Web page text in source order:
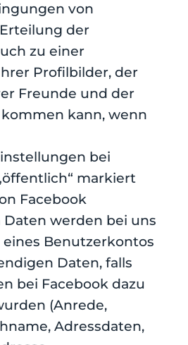
von
der
zu einer
Profilbilder, der
Freunde und der
kann, wenn
bei
markiert
Facebook
werden bei uns
Benutzerkontos
Daten, falls
bei Facebook dazu
(Anrede,
Adressdaten,